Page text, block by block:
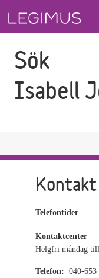
Sök
Isabell
Kontakt
Telefontider
Kontaktcenter
Helgfri måndag
Telefon: 040-653